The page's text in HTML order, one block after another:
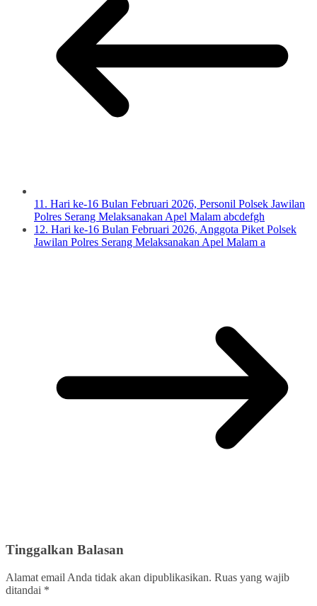
11. Hari ke-16 Bulan Februari 2026, Personil Polsek Jawilan
Polres Serang Melaksanakan Apel Malam abcdefgh
12. Hari ke-16 Bulan Februari 2026, Anggota Piket Polsek
Jawilan Polres Serang Melaksanakan Apel Malam a
Tinggalkan Balasan
Alamat email Anda tidak akan dipublikasikan. Ruas yang wajib
ditandai *